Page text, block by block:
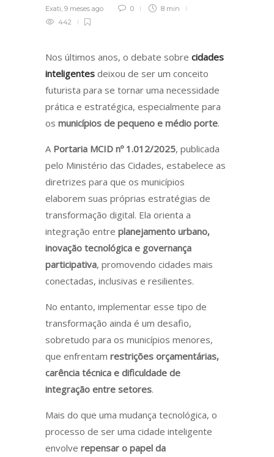
Exati, 9 meses ago 0
8 min
442
Nos últimos anos, o debate sobre cidades
inteligentes deixou de ser um conceito
futurista para se tornar uma necessidade
prática e estratégica, especialmente para
os municípios de pequeno e médio porte.
A Portaria MCID nº 1.012/2025, publicada
pelo Ministério das Cidades, estabelece as
diretrizes para que os municípios
elaborem suas próprias estratégias de
transformação digital. Ela orienta a
integração entre planejamento urbano,
inovação tecnológica e governança
participativa, promovendo cidades mais
conectadas, inclusivas e resilientes.
No entanto, implementar esse tipo de
transformação ainda é um desafio,
sobretudo para os municípios menores,
que enfrentam restrições orçamentárias,
carência técnica e dificuldade de
integração entre setores.
Mais do que uma mudança tecnológica, o
processo de ser uma cidade inteligente
envolve repensar o papel da